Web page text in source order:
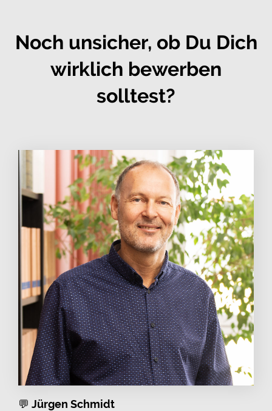
Noch unsicher, ob Du Dich
wirklich bewerben
solltest?
💬 Jürgen Schmidt